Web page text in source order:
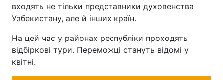
Послуги
входять не тільки представники духовенства
Узбекистану, але й інших країн.
На цей час у районах республіки проходять
відбіркові тури. Переможці стануть відомі у
квітні.